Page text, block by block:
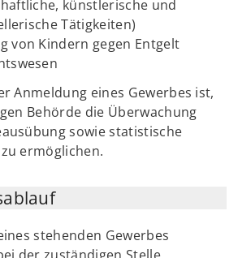
künstlerische und
Tätigkeiten)
von Kindern gegen Entgelt
Anmeldung eines Gewerbes ist,
Behörde die Überwachung
sowie statistische
ermöglichen.
stehenden Gewerbes